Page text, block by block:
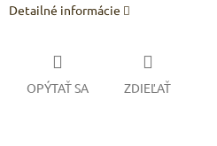
Detailné informácie
OPÝTAŤ SA ZDIEĽAŤ